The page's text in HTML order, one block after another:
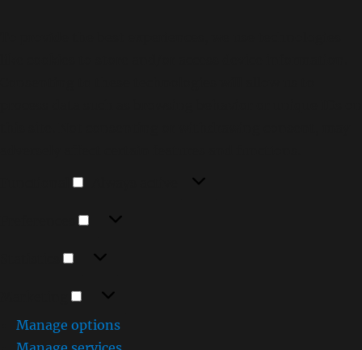
Manage options